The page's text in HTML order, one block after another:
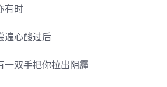
有时
遍心酸过后
一双手把你拉出阴霾